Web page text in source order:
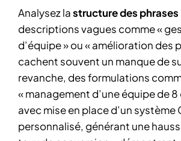
Analysez lastructure des phrases
descriptions vagues comme «
d’équipe » ou « amélioration des
cachent souvent un manque de
revanche, des formulations
« management d’une équipe de
avec mise en place d’un système
personnalisé, générant une